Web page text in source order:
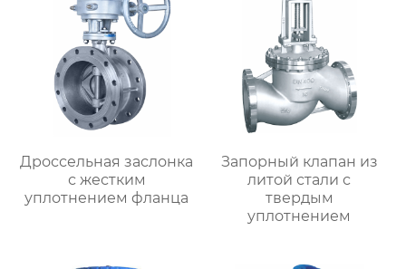
Дроссельная заслонка
с жестким
уплотнением фланца
Запорный клапан из
литой стали с
твердым
уплотнением